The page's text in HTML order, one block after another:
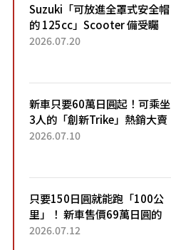
Suzuki「可放進全罩式安全帽
的 125cc」Scooter 備受矚
目！採用全新流線設計與各項
2026.07.20
新車只要60萬日圓起！可乘坐
3人的「創新Trike」熱銷大賣
成為人氣車款！「養車成本真
2026.07.10
只要150日圓就能跑「100公
里」！ 新車售價69萬日圓的
「3人座」Trike大受歡迎！ 順
2026.07.12